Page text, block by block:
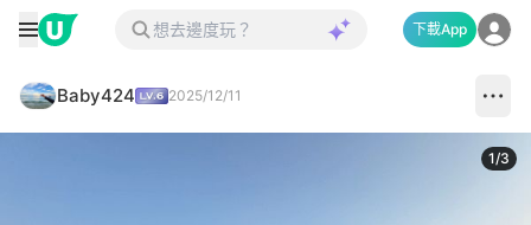
下載App
Baby424 2025/12/11
1/3